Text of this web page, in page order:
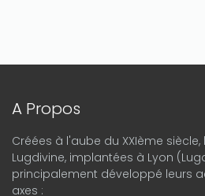
A Propos
Créées à l'aube du XXIème
Lugdivine, implantées à Lyon
principalement développé leurs
axes :